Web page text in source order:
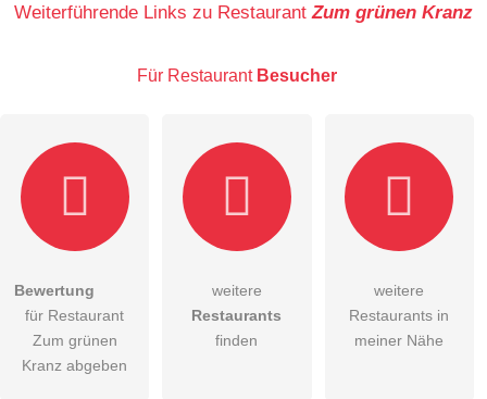
E-Mail-Adresse (wird nicht veröffentlicht)
Hiermit akzeptiere ich dieAGB
DieDatenschutzerklärung habe ich zur Kenntnis genommen.
Weiterführende Links zu RestaurantZum grünen Kranz
Für Restaurant Besucher
Bewertung
für Restaurant
Zum grünen
Kranz abgeben
weitere
Restaurants
finden
weitere
Restaurants in
meiner Nähe